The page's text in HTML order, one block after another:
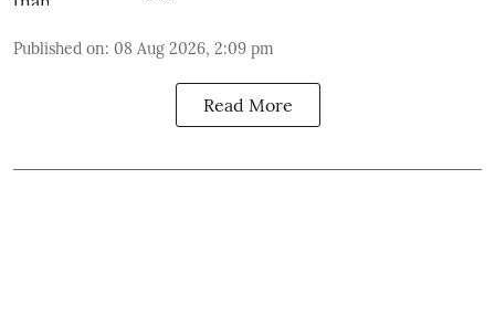
Published on: 08 Aug 2026, 2:09 pm
Read More